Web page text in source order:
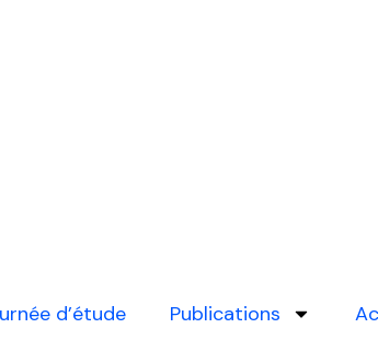
d’étude Publications